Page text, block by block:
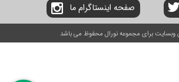
صفحه اینستاگرام ما
وبسایت برای مجموعه نورال محفوظ می باشد